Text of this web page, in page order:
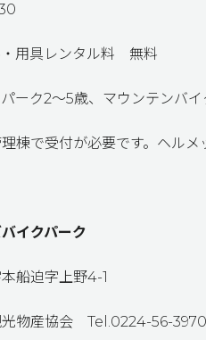
用具レンタル料 無料
ーク2～5歳、マウンテンバ
棟で受付が必要です。ヘル
イクパーク
船迫字上野4-1
光物産協会 Tel.0224-56-3970